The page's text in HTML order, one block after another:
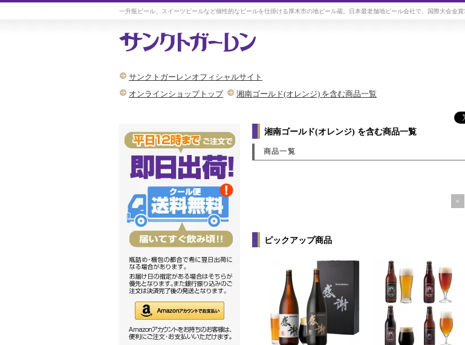
一升瓶ビール、スイーツビールなど個性的なビールを仕掛ける厚木市の地ビール蔵。日本最老舗地ビール会社で、国際大会金賞
サンクトガーレンオフィシャルサイト
オンラインショップトップ 湘南ゴールド(オレンジ) を含む商品一覧
湘南ゴールド(オレンジ) を含む商品一覧
商品一覧
<
ピックアップ商品